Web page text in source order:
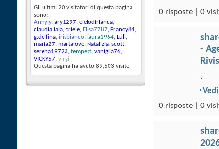
Gli ultimi 20 visitatori di questa pagina
sono:
Annyly, ary1297, cielodirlanda,
claudia.iaia, criele, Elisa7787, Francy84,
g.delfina, irisbianco, laura1964, Luli,
maria27, martalove, Natalizia, scott,
serena19723, tempest, vaniglia76,
VICKY57, virgi
Questa pagina ha avuto 89,503 visite
0 risposte | 0
-
.
0 risposte | 0